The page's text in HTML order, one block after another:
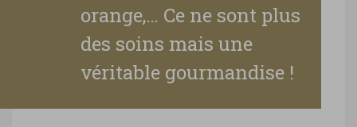
orange,… Ce ne sont plus
des soins mais une
véritable gourmandise !